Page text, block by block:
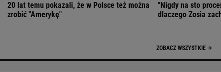
20 lat temu pokazali, że w Polsce też można
zrobić "Amerykę"
"Nigdy na sto
dlaczego Zosia
ZOBACZ WSZYSTKIE